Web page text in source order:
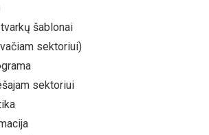
šablonai
sektoriui)
sektoriui